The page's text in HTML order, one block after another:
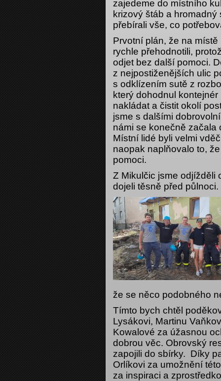
zajedeme do místního
krizový štáb a
přebírali vše, co
Prvotní plán, že na
rychle přehodnotili,
odjet bez další pomoci.
z nejpostiženějších ulic
s odklízením sutě z
který dohodnul
nakládat a čistit okolí
jsme s dalšími
námi se konečně začala
Místní lidé byli velmi
naopak naplňovalo to,
pomoci.
Z Mikulčic jsme odjížděli
dojeli těsně před půlnoci.
že se něco podobného
Tímto bych chtěl
Lysákovi, Martinu
Kowalové za úžasnou
dobrou věc. Obrovský
zapojili do sbírky. Díky
Orlíkovi za umožnění
za inspiraci a